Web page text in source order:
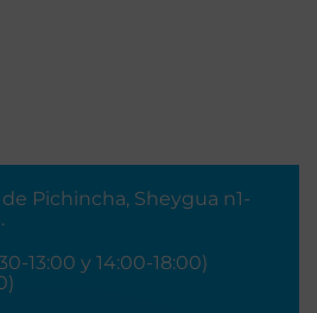
Pichincha, Sheygua n1-
13:00 y 14:00-18:00)